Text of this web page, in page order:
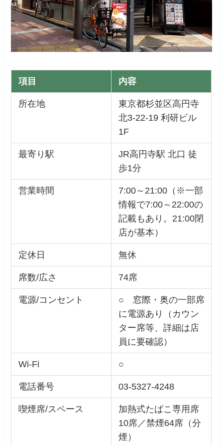
項目 内容
所在地
東京都杉並区高円寺
北3-22-19 利研ビル
1F
最寄り駅
JR高円寺駅 北口 徒
歩1分
営業時間
7:00～21:00（※一部
情報で7:00～22:00の
記載もあり。21:00閉
店が基本）
定休日 無休
席数/広さ 74席
電源/コンセント
○ 窓際・奥の一部席
に電源あり（カウン
ター席等、詳細は店
員に要確認）
Wi-Fi ○
電話番号 03-5327-4248
喫煙席/スペース
加熱式たばこ専用席
10席／禁煙64席（分
煙）